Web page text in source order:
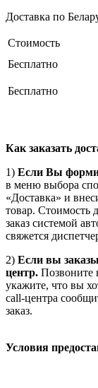
Доставка по
Стоимость
Бесплатно
Бесплатно
Как заказать
1) Если Вы
в меню выбора
«Доставка» и
товар. Стоимость
заказ системой
свяжется
2) Если вы
центр. Позвоните
укажите, что вы
call-центра
заказ.
Условия